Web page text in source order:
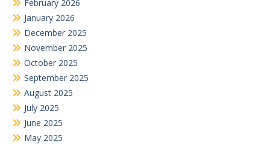
February 2026
January 2026
December 2025
November 2025
October 2025
September 2025
August 2025
July 2025
June 2025
May 2025